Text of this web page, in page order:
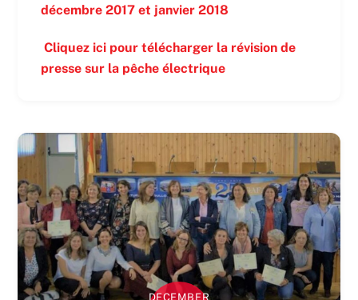
décembre 2017 et janvier 2018
Cliquez ici pour télécharger la révision de
presse sur la pêche électrique
DECEMBER